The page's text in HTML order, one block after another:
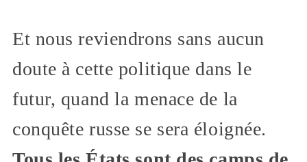
Et nous reviendrons sans aucun
doute à cette politique dans le
futur, quand la menace de la
conquête russe se sera éloignée.